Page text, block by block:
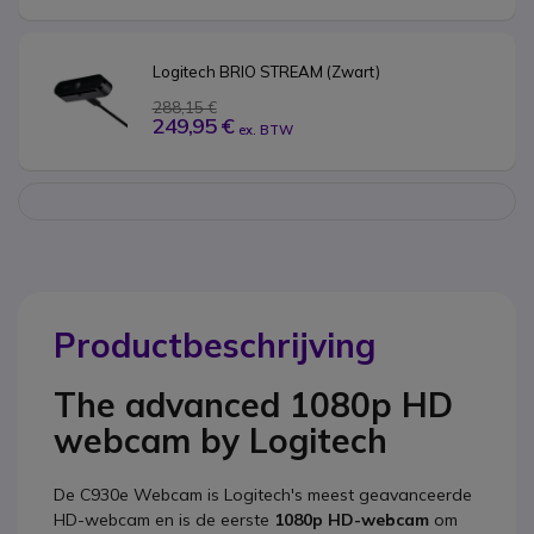
Logitech BRIO STREAM (Zwart)
288,15 €
249,95 € ex. BTW
Productbeschrijving
The advanced 1080p HD
webcam by Logitech
De C930e Webcam is Logitech's meest geavanceerde
HD-webcam en is de eerste 1080p HD-webcam om